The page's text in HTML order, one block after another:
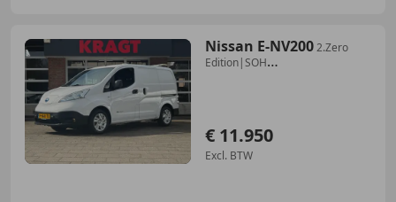
Nissan E-NV2002.Zero
Edition|SOH
€ 11.950
Excl. BTW